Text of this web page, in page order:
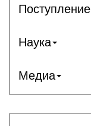
Поступление
Наука
Медиа